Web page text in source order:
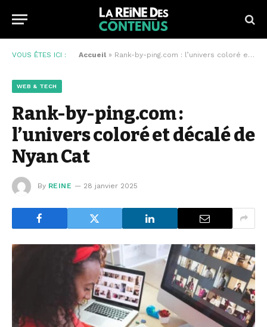
VOUS ÊTES ICI : Accueil » Rank-by-ping.com : l’univers coloré et décalé de Nyan Cat
WEB & TECH
Rank-by-ping.com :
l’univers coloré et décalé de
Nyan Cat
By REINE 28 janvier 2025